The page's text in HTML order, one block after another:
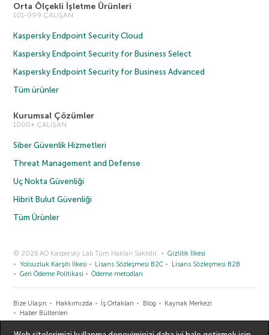
Orta Ölçekli İşletme Ürünleri
101-999 ÇALIŞAN
Kaspersky Endpoint Security Cloud
Kaspersky Endpoint Security for Business Select
Kaspersky Endpoint Security for Business Advanced
Tüm ürünler
Kurumsal Çözümler
1000+ ÇALIŞAN
Siber Güvenlik Hizmetleri
Threat Management and Defense
Uç Nokta Güvenliği
Hibrit Bulut Güvenliği
Tüm Ürünler
© 2026 AO Kaspersky Lab Tüm Hakları Saklıdır.
Gizlilik İlkesi
Yolsuzluk Karşıtı İlkesi
Lisans Sözleşmesi B2C
Lisans Sözleşmesi B2B
Geri Ödeme Politikasi
Ödeme metodları
Bize Ulaşın Hakkımızda İş Ortakları Blog
Kaynak Merkezi
Haber Bültenleri